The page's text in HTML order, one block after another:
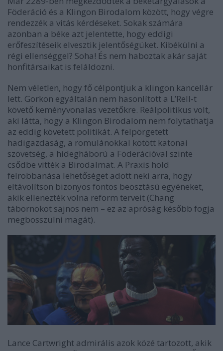
Föderáció és a Klingon Birodalom között, hogy végre
rendezzék a vitás kérdéseket. Sokak számára
azonban a béke azt jelentette, hogy eddigi
erőfeszítéseik elvesztik jelentőségüket. Kibékülni a
régi ellenséggel? Soha! És nem haboztak akár saját
honfitársaikat is feláldozni.
Nem véletlen, hogy fő célpontjuk a klingon kancellár
lett. Gorkon egyáltalán nem hasonlított a L’Rell-t
követő keményvonalas vezetőkre. Reálpolitikus volt,
aki látta, hogy a Klingon Birodalom nem folytathatja
az eddig követett politikát. A felpörgetett
hadigazdaság, a romulánokkal kötött katonai
szövetség, a hidegháború a Föderációval szinte
csődbe vitték a Birodalmat. A Praxis hold
felrobbanása lehetőséget adott neki arra, hogy
eltávolítson bizonyos fontos beosztású egyéneket,
akik ellenezték volna reform terveit (Chang
tábornokot sajnos nem – ez az apróság később fogja
megbosszulni magát).
Lance Cartwright admirális azok közé tartozott, akik